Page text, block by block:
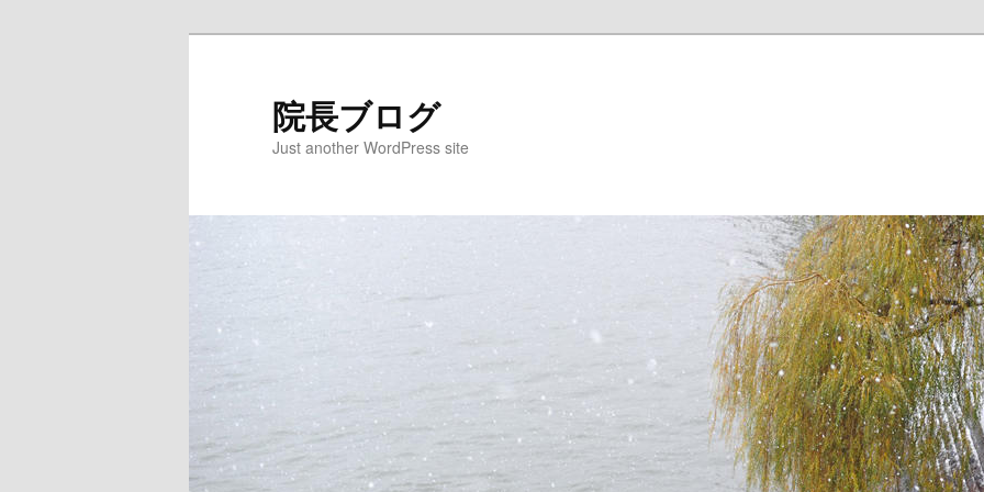
院長ブログ
Just another WordPress site